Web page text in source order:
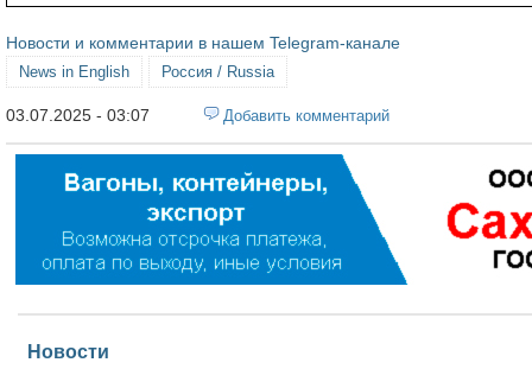
Новости и комментарии в нашем Telegram-канале
News in English Россия / Russia
03.07.2025 - 03:07 Добавить комментарий
Новости